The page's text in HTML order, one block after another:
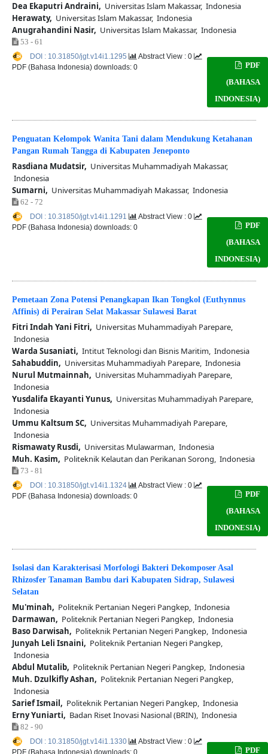
Dea Ekaputri Andraini, Universitas Islam Makassar, Indonesia
Herawaty, Universitas Islam Makassar, Indonesia
Anugrahandini Nasir, Universitas Islam Makassar, Indonesia
53 - 61
PDF
(BAHASA
INDONESIA)
DOI : 10.31850/jgt.v14i1.1295
Abstract View : 0
PDF (Bahasa Indonesia) downloads: 0
Penguatan Kelompok Wanita Tani dalam Mendukung Ketahanan
Pangan Rumah Tangga di Kabupaten Jeneponto
Rasdiana Mudatsir, Universitas Muhammadiyah Makassar,
Indonesia
Sumarni, Universitas Muhammadiyah Makassar, Indonesia
62 - 72
PDF
(BAHASA
INDONESIA)
DOI : 10.31850/jgt.v14i1.1291
Abstract View : 0
PDF (Bahasa Indonesia) downloads: 0
Pemetaan Zona Potensi Penangkapan Ikan Tongkol (Euthynnus
Affinis) di Perairan Selat Makassar Sulawesi Barat
Fitri Indah Yani Fitri, Universitas Muhammadiyah Parepare,
Indonesia
Warda Susaniati, Intitut Teknologi dan Bisnis Maritim, Indonesia
Sahabuddin, Universitas Muhammadiyah Parepare, Indonesia
Nurul Mutmainnah, Universitas Muhammadiyah Parepare,
Indonesia
Yusdalifa Ekayanti Yunus, Universitas Muhammadiyah Parepare,
Indonesia
Ummu Kaltsum SC, Universitas Muhammadiyah Parepare,
Indonesia
Rismawaty Rusdi, Universitas Mulawarman, Indonesia
Muh. Kasim, Politeknik Kelautan dan Perikanan Sorong, Indonesia
73 - 81
PDF
(BAHASA
INDONESIA)
DOI : 10.31850/jgt.v14i1.1324
Abstract View : 0
PDF (Bahasa Indonesia) downloads: 0
Isolasi dan Karakterisasi Morfologi Bakteri Dekomposer Asal
Rhizosfer Tanaman Bambu dari Kabupaten Sidrap, Sulawesi
Selatan
Mu'minah, Politeknik Pertanian Negeri Pangkep, Indonesia
Darmawan, Politeknik Pertanian Negeri Pangkep, Indonesia
Baso Darwisah, Politeknik Pertanian Negeri Pangkep, Indonesia
Junyah Leli Isnaini, Politeknik Pertanian Negeri Pangkep,
Indonesia
Abdul Mutalib, Politeknik Pertanian Negeri Pangkep, Indonesia
Muh. Dzulkifly Ashan, Politeknik Pertanian Negeri Pangkep,
Indonesia
Sarief Ismail, Politeknik Pertanian Negeri Pangkep, Indonesia
Erny Yuniarti, Badan Riset Inovasi Nasional (BRIN), Indonesia
82 - 90
PDF
DOI : 10.31850/jgt.v14i1.1330
Abstract View : 0
PDF (Bahasa Indonesia) downloads: 0